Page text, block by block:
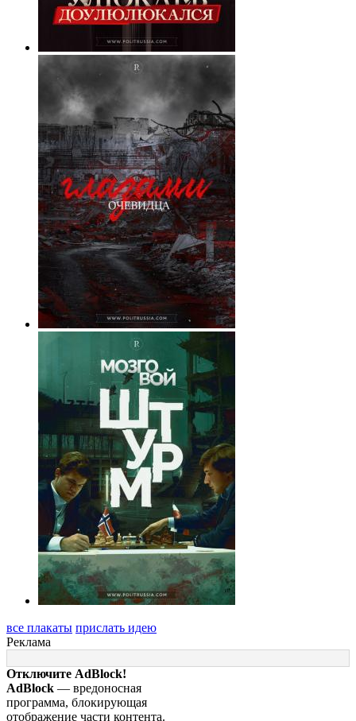
все плакаты прислать идею
Реклама
Отключите AdBlock!
AdBlock — вредоносная
программа, блокирующая
отображение части контента.